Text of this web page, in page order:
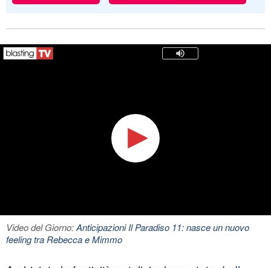
Video del Giorno:Anticipazioni Il Paradiso 11: nasce un nuovo
feeling tra Rebecca e Mimmo